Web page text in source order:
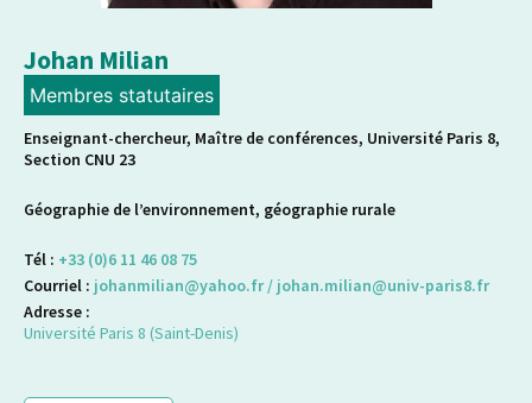
Johan Milian
Membres statutaires
Enseignant-chercheur, Maître de conférences, Université Paris 8,
Section CNU 23
Géographie de l’environnement, géographie rurale
Tél : +33 (0)6 11 46 08 75
Courriel : johanmilian@yahoo.fr / johan.milian@univ-paris8.fr
Adresse :
Université Paris 8 (Saint-Denis)